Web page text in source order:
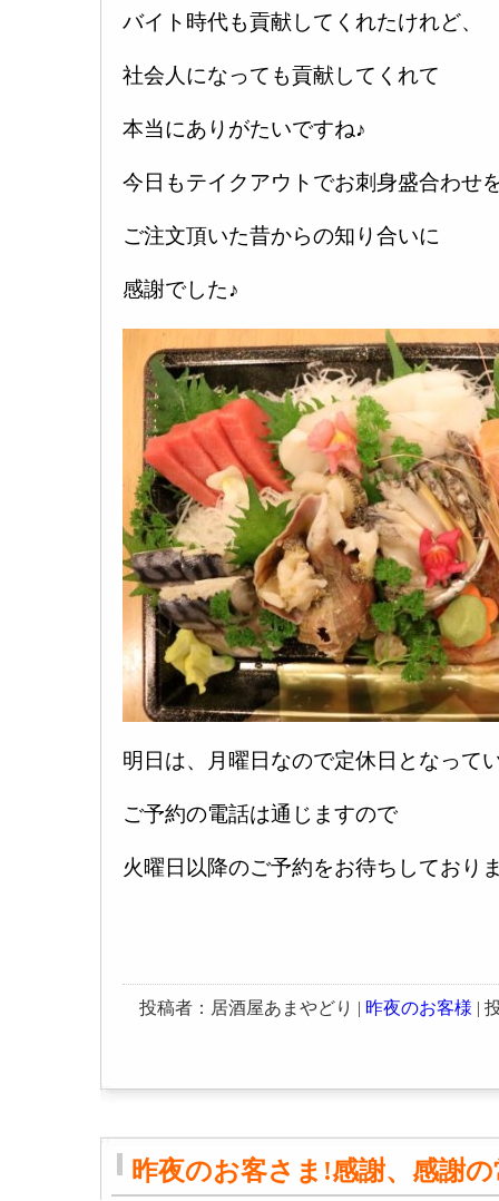
バイト時代も貢献してくれたけれど、
社会人になっても貢献してくれて
本当にありがたいですね♪
今日もテイクアウトでお刺身盛合わせ
ご注文頂いた昔からの知り合いに
感謝でした♪
明日は、月曜日なので定休日となって
ご予約の電話は通じますので
火曜日以降のご予約をお待ちしており
投稿者：居酒屋あまやどり | 昨夜のお客様 |
昨夜のお客さま!感謝、感謝